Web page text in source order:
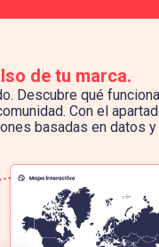
de tu marca.
Descubre qué
Con el
basadas en datos y